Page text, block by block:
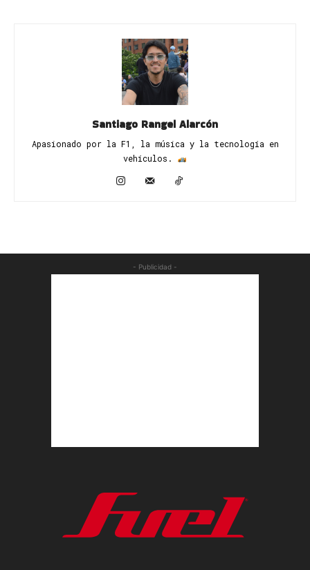
Santiago Rangel Alarcón
Apasionado por la F1, la música y la tecnología en
vehículos. ​
- Publicidad -